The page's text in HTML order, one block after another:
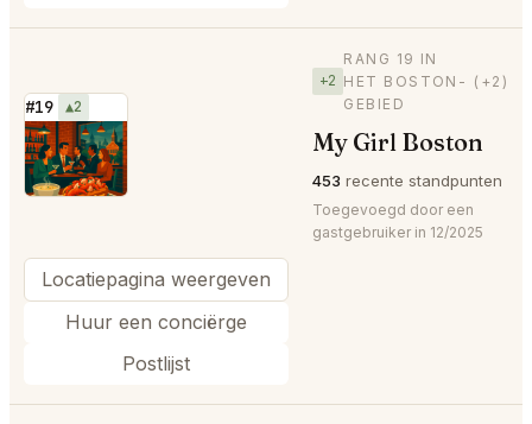
#19 ▲2
⭐
+2
RANG 19 IN
HET BOSTON-
GEBIED
(+2)
My Girl Boston
453 recente standpunten
Toegevoegd door een
gastgebruiker in 12/2025
Locatiepagina weergeven
Huur een conciërge
Postlijst